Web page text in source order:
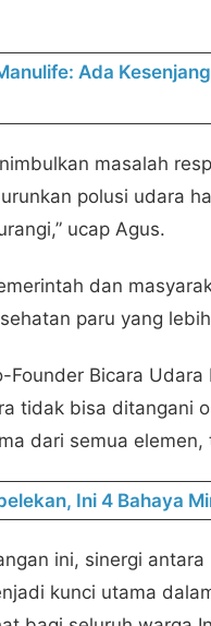
Ada
masalah
polusi udara
ucap Agus.
dan
paru yang
Founder Bicara
tidak bisa ditangani
dari semua
Ini 4 Bahaya
ini, sinergi
kunci utama